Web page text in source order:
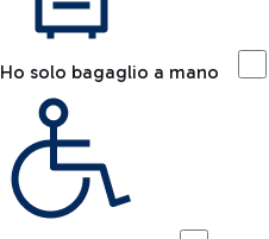
Ho solo bagaglio a mano